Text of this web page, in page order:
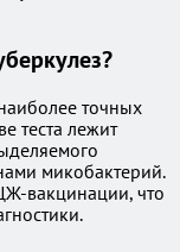
точных
теста лежит
микобактерий.
вакцинации, что